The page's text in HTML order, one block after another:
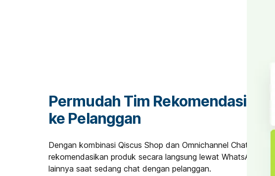
Permudah Tim
ke Pelanggan
Dengan kombinasi Qiscus Shop dan Omnichannel Chat, tim
rekomendasikan produk secara langsung lewat WhatsApp
lainnya saat sedang chat dengan pelanggan.